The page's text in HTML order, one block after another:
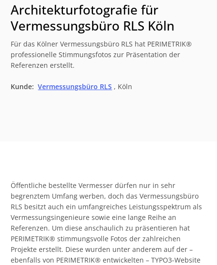
Architekturfotografie für
Vermessungsbüro RLS Köln
Für das Kölner Vermessungsbüro RLS hat PERIMETRIK®
professionelle Stimmungsfotos zur Präsentation der
Referenzen erstellt.
Kunde: Vermessungsbüro RLS , Köln
Öffentliche bestellte Vermesser dürfen nur in sehr
begrenztem Umfang werben, doch das Vermessungsbüro
RLS besitzt auch ein umfangreiches Leistungsspektrum als
Vermessungsingenieure sowie eine lange Reihe an
Referenzen. Um diese anschaulich zu präsentieren hat
PERIMETRIK® stimmungsvolle Fotos der zahlreichen
Projekte erstellt. Diese wurden unter anderem auf der –
ebenfalls von PERIMETRIK® entwickelten – TYPO3-Website